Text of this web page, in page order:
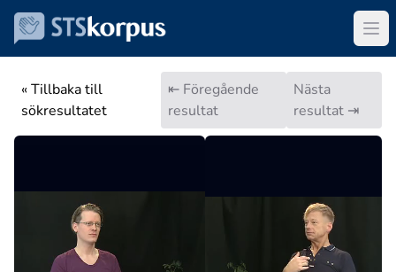
« Tillbaka till
sökresultatet
⇤ Föregående
resultat
Nästa
resultat ⇥